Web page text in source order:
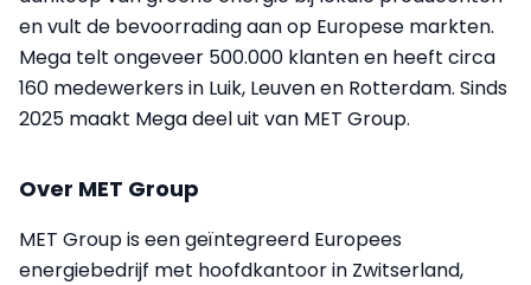
en vult de bevoorrading aan op Europese markten.
Mega telt ongeveer 500.000 klanten en heeft circa
160 medewerkers in Luik, Leuven en Rotterdam. Sinds
2025 maakt Mega deel uit van MET Group.
Over MET Group
MET Group is een geïntegreerd Europees
energiebedrijf met hoofdkantoor in Zwitserland,